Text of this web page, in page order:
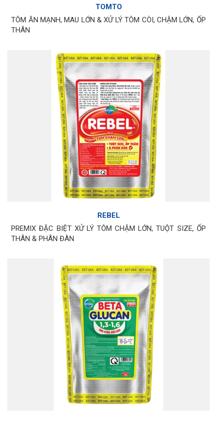
TOMTO
TÔM ĂN MẠNH, MAU LỚN & XỬ LÝ TÔM CÒI, CHẬM LỚN, ỐP
THÂN
REBEL
PREMIX ĐẶC BIỆT XỬ LÝ TÔM CHẬM LỚN, TUỘT SIZE, ỐP
THÂN & PHÂN ĐÀN